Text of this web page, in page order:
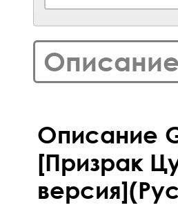
Описание
Описание
[Призрак